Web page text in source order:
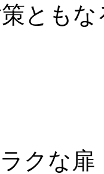
とも
クな扉